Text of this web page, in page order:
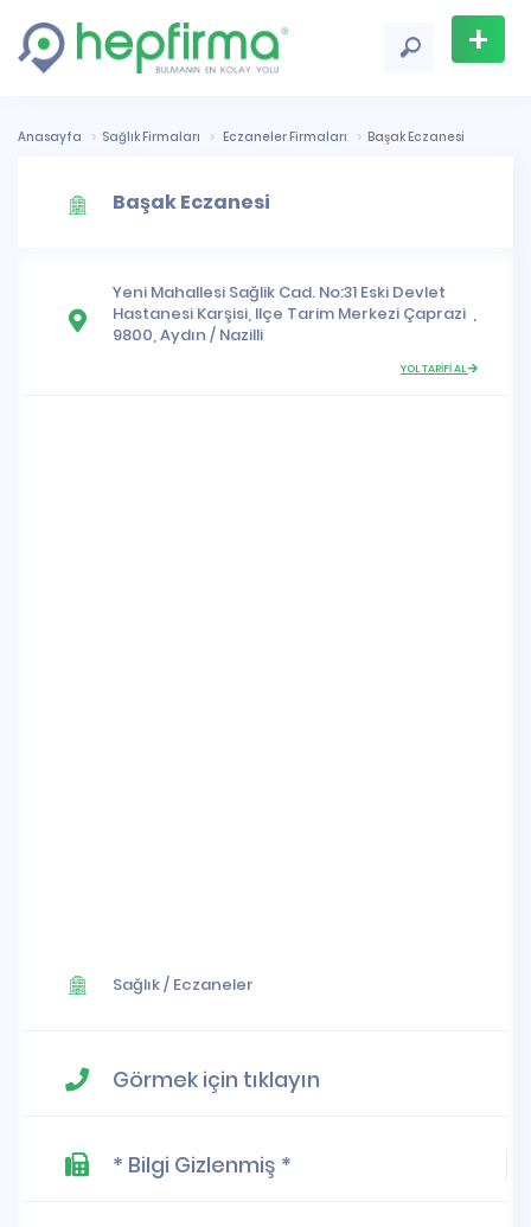
+
Ekle
Anasayfa Sağlık Firmaları Eczaneler Firmaları Başak Eczanesi
Başak Eczanesi
Yeni Mahallesi Sağlik Cad. No:31 Eski Devlet
Hastanesi Karşisi, Ilçe Tarim Merkezi Çaprazi ,
9800,Aydın / Nazilli
YOL TARİFİ AL
Sağlık/ Eczaneler
Görmek için tıklayın
* Bilgi Gizlenmiş *